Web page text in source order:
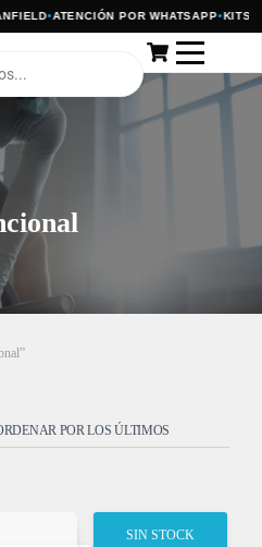
•ATENCIÓN POR WHATSAPP•KITS
SIN STOCK